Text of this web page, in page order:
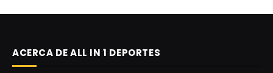
ACERCA DE ALL IN 1 DEPORTES